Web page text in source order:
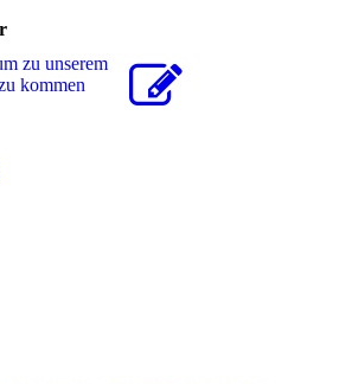
zu unserem
kommen